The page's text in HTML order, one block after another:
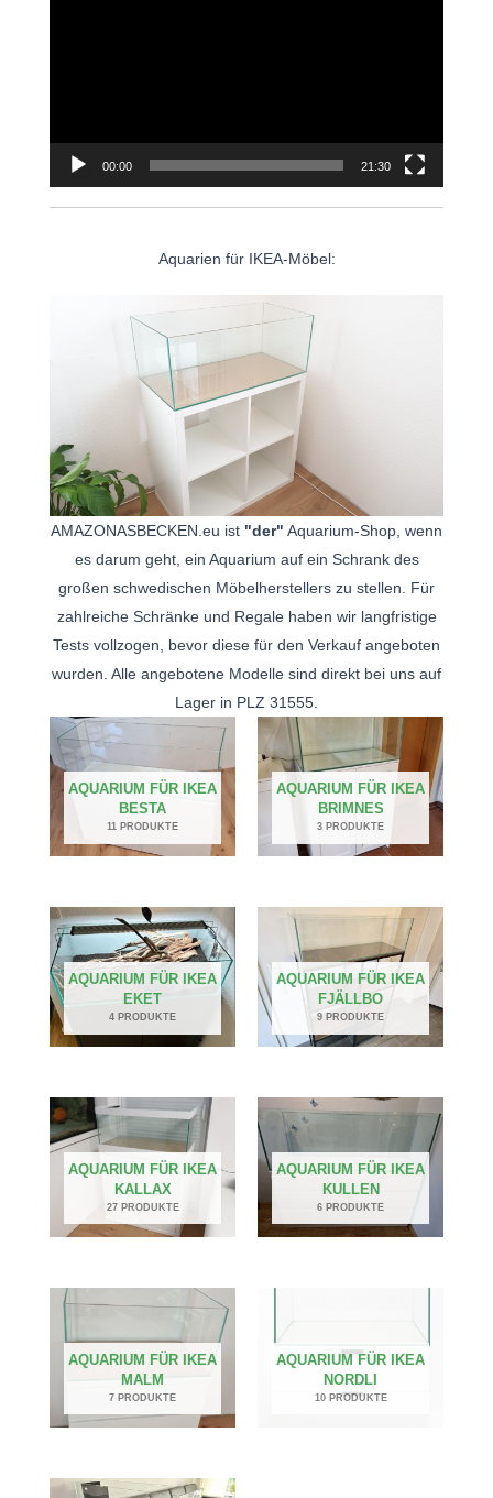
00:00 21:30
Aquarien für IKEA-Möbel:
AMAZONASBECKEN.eu ist "der" Aquarium-Shop, wenn
es darum geht, ein Aquarium auf ein Schrank des
großen schwedischen Möbelherstellers zu stellen. Für
zahlreiche Schränke und Regale haben wir langfristige
Tests vollzogen, bevor diese für den Verkauf angeboten
wurden. Alle angebotene Modelle sind direkt bei uns auf
Lager in PLZ 31555.
AQUARIUM FÜR IKEA
BESTA
11 PRODUKTE
AQUARIUM FÜR IKEA
BRIMNES
3 PRODUKTE
AQUARIUM FÜR IKEA
EKET
4 PRODUKTE
AQUARIUM FÜR IKEA
FJÄLLBO
9 PRODUKTE
AQUARIUM FÜR IKEA
KALLAX
27 PRODUKTE
AQUARIUM FÜR IKEA
KULLEN
6 PRODUKTE
AQUARIUM FÜR IKEA
MALM
7 PRODUKTE
AQUARIUM FÜR IKEA
NORDLI
10 PRODUKTE